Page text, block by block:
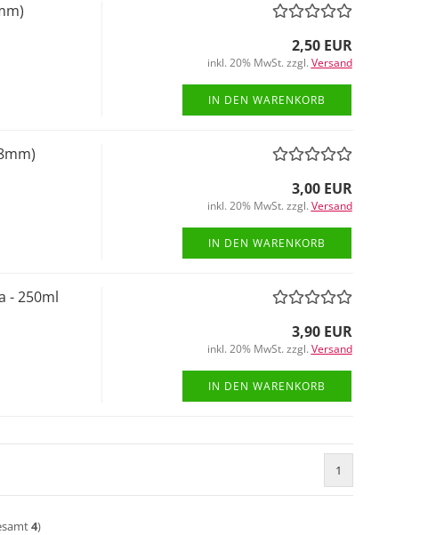
2,50 EUR
inkl. 20% MwSt. zzgl. Versand
IN DEN WARENKORB
3,00 EUR
inkl. 20% MwSt. zzgl. Versand
IN DEN WARENKORB
- 250ml
3,90 EUR
inkl. 20% MwSt. zzgl. Versand
IN DEN WARENKORB
1
4)